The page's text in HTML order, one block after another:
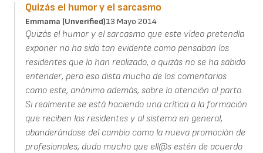
Quizás el humor y el sarcasmo
Emmama (unverified)13 Mayo 2014
Quizás el humor y el sarcasmo que este vídeo pretendía
exponer no ha sido tan evidente como pensaban los
residentes que lo han realizado, o quizás no se ha sabido
entender, pero eso dista mucho de los comentarios
como este, anónimo además, sobre la atención al parto.
Si realmente se está haciendo una crítica a la formación
que reciben los residentes y al sistema en general,
abanderándose del cambio como la nueva promoción de
profesionales, dudo mucho que ell@s estén de acuerdo